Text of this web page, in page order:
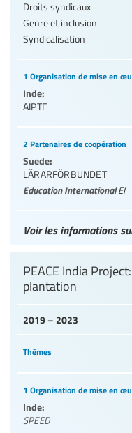
Droits syndicaux
Genre et inclusion
Syndicalisation
1 Organisation de mise en
Inde:
AIPTF
2 Partenaires de coopération
Suede:
LÄRARFÖRBUNDET
Education InternationalEI
Voir les informations
2019 – 2023
PEACE India
plantation
Thèmes
1 Organisation de mise en
Inde:
SPEED